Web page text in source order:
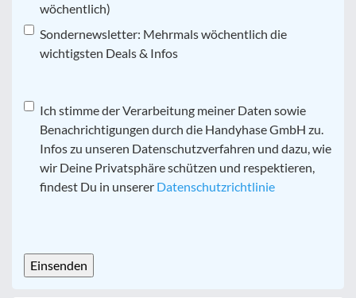
wöchentlich)
Sondernewsletter: Mehrmals wöchentlich die
wichtigsten Deals & Infos
Datenschutz*
Ich stimme der Verarbeitung meiner Daten sowie
Benachrichtigungen durch die Handyhase GmbH zu.
Infos zu unseren Datenschutzverfahren und dazu, wie
wir Deine Privatsphäre schützen und respektieren,
findest Du in unserer Datenschutzrichtlinie